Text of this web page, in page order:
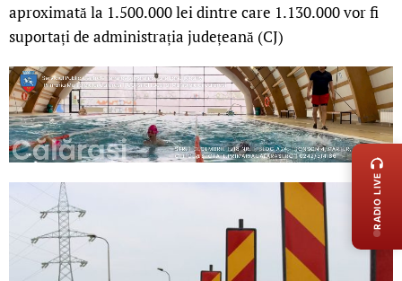
aproximată la 1.500.000 lei dintre care 1.130.000 vor fi
suportați de administrația județeană (CJ)
LIVE
RADIO LIVE